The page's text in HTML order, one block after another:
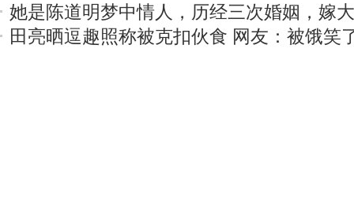
她是陈道明梦中情人，历经三次婚姻，嫁
田亮晒逗趣照称被克扣伙食 网友：被饿笑